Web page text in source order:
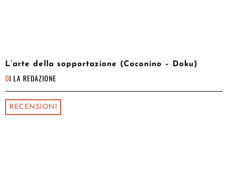
L’arte della sopportazione (Coconino – Doku)
DI LA REDAZIONE
RECENSIONI